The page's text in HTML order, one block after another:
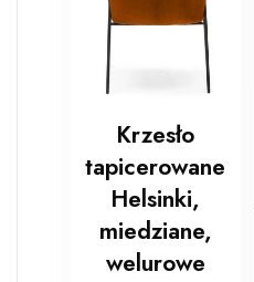
Krzesło
tapicerowane
Helsinki,
miedziane,
welurowe